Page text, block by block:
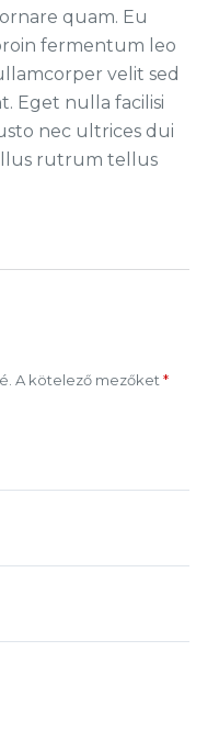
quam. Eu
fermentum leo
velit sed
Eget nulla facilisi
nec ultrices dui
rutrum tellus
A kötelező mezőket *